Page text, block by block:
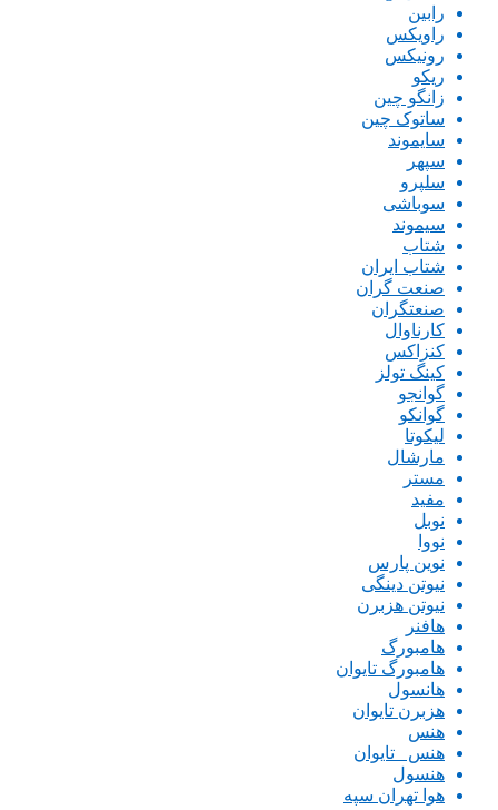
رابین
راویکس
رونیکس
ریکو
زانگو چین
ساتوک چین
سایموند
سپهر
سلپرو
سوباشی
سیموند
شتاب
شتاب ایران
صنعت گران
صنعتگران
کارناوال
کنزاکس
کینگ تولز
گوانجو
گوانکو
لیکوتا
مارشال
مستر
مفید
نوبل
نووا
نوین پارس
نیوتن دینگی
نیوتن هزبرن
هافنر
هامبورگ
هامبورگ تایوان
هانسول
هزبرن تایوان
هنس
هنس _تایوان
هنسول
هوا تهران سپه